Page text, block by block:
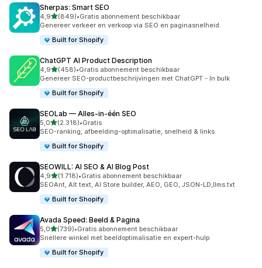
Sherpas: Smart SEO
4,9van 5 sterren
(849)
849 recensies in totaal
•Gratis abonnement beschikbaar
Genereer verkeer en verkoop via SEO en paginasnelheid.
Built for Shopify
ChatGPT AI Product Description
4,9van 5 sterren
(458)
458 recensies in totaal
•Gratis abonnement beschikbaar
Genereer SEO-productbeschrijvingen met ChatGPT - In bulk
Built for Shopify
SEOLab — Alles‑in‑één SEO
5,0van 5 sterren
(2.318)
2318 recensies in totaal
•Gratis
SEO-ranking, afbeelding-optimalisatie, snelheid & links
Built for Shopify
SEOWILL: AI SEO & AI Blog Post
4,9van 5 sterren
(1.718)
1718 recensies in totaal
•Gratis abonnement beschikbaar
SEOAnt, Alt text, AI Store builder, AEO, GEO, JSON-LD,llms.txt
Built for Shopify
Avada Speed: Beeld & Pagina
5,0van 5 sterren
(739)
739 recensies in totaal
•Gratis abonnement beschikbaar
Snellere winkel met beeldoptimalisatie en expert-hulp
Built for Shopify